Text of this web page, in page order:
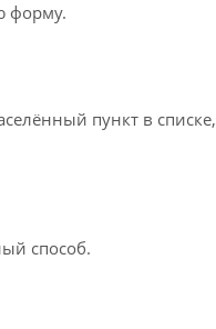
форму.
пункт в
способ.